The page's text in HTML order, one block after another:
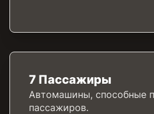
7 Пассажиры
Автомашины, способные
пассажиров.